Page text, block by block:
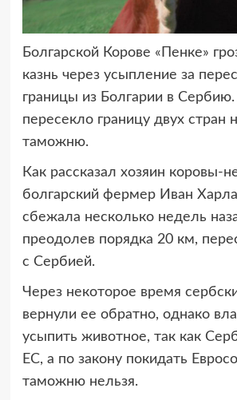
Болгарской Корове «Пенке»
казнь через усыпление за
границы из Болгарии в Сербию.
пересекло границу двух стран
таможню.
Как рассказал хозяин коровы-
болгарский фермер Иван
сбежала несколько недель
преодолев порядка 20 км,
с Сербией.
Через некоторое время
вернули ее обратно, однако
усыпить животное, так как
ЕС, а по закону покидать
таможню нельзя.